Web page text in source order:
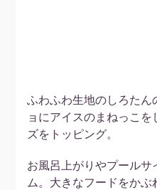
ふわふわ生地のしろたん
ョにアイスのまねっこ
ズをトッピング。
お風呂上がりやプールサ
ム。大きなフードをかぶ